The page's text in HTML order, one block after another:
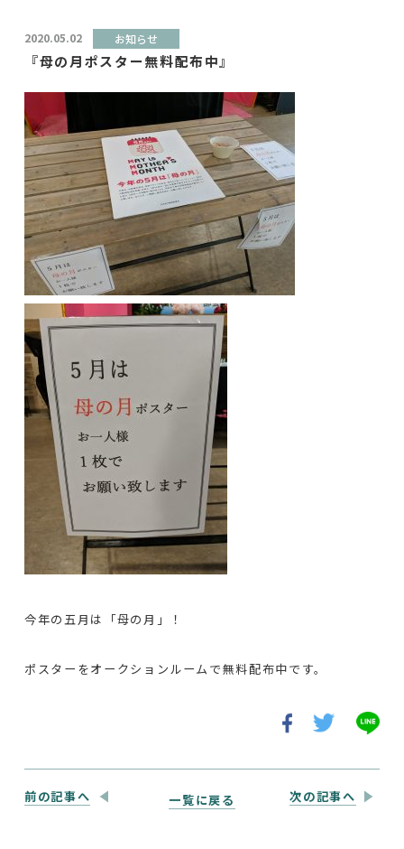
2020.05.02 お知らせ
『母の月ポスター無料配布中』
今年の五月は「母の月」！
ポスターをオークションルームで無料配布中です。
前の記事へ 一覧に戻る 次の記事へ